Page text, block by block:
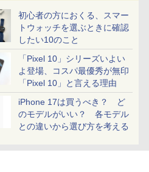
初心者の方におくる、スマー
トウォッチを選ぶときに確認
したい10のこと
「Pixel 10」シリーズいよい
よ登場、コスパ最優秀が無印
「Pixel 10」と言える理由
iPhone 17は買うべき？ ど
のモデルがいい？ 各モデル
との違いから選び方を考える